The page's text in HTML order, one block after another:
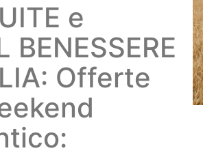
e
BENESSERE
Offerte